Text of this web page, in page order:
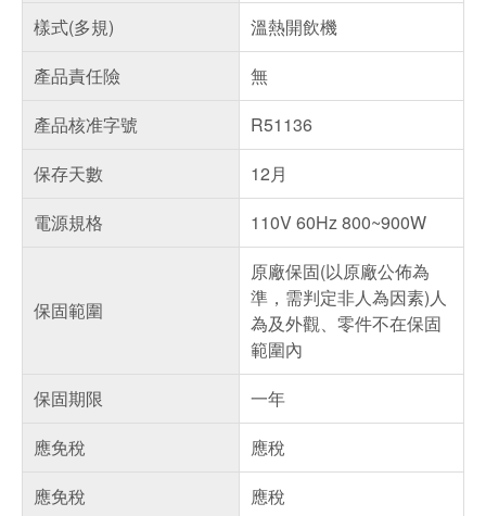
樣式(多規)
溫熱開飲機
產品責任險
無
產品核准字號
R51136
保存天數
12月
電源規格
110V 60Hz 800~900W
保固範圍
原廠保固(以原廠公佈為
準，需判定非人為因素)人
為及外觀、零件不在保固
範圍內
保固期限
一年
應免稅
應稅
應免稅
應稅